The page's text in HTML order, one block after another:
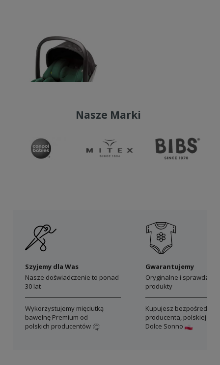
Nasze Marki
Szyjemy dla Was
Nasze doświadczenie to ponad
30 lat
Wykorzystujemy mięciutką
bawełnę Premium od
polskich producentów
Gwarantujemy
Oryginalne i sprawdzone
produkty
Kupujesz bezpośrednio
producenta, polskiej
Dolce Sonno